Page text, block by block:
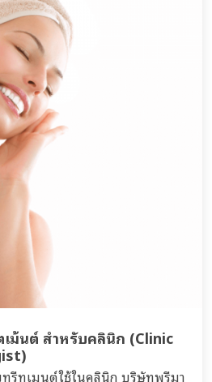
ม้นต์ สำหรับคลินิก (Clinic
ทรีทเมนต์ใช้ในคลินิก บริษัทพรีมา